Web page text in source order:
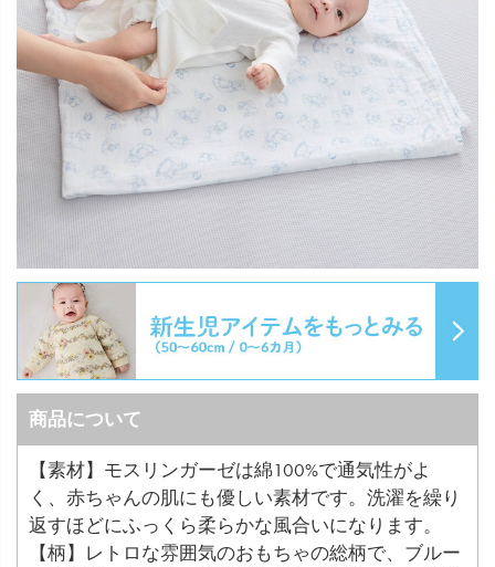
商品について
【素材】モスリンガーゼは綿100%で通気性がよ
く、赤ちゃんの肌にも優しい素材です。洗濯を繰り
返すほどにふっくら柔らかな風合いになります。
【柄】レトロな雰囲気のおもちゃの総柄で、ブルー